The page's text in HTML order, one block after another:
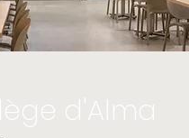
d'Alma